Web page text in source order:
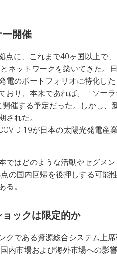
ー開催
点に、これまで40ヶ国以上で
ネットワークを築いてきた。
電のポートフォリオに特化し
おり、本来であれば、「ソー
催する予定だった。しかし、
された。
19が日本の太陽光発電産
ではどのような活動やセグメ
の国内回帰を後押しする可能
る。
ックは限定的か
クである資源総合システム上
内市場および海外市場への影